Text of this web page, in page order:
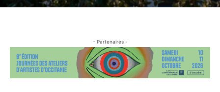
- Partenaires -